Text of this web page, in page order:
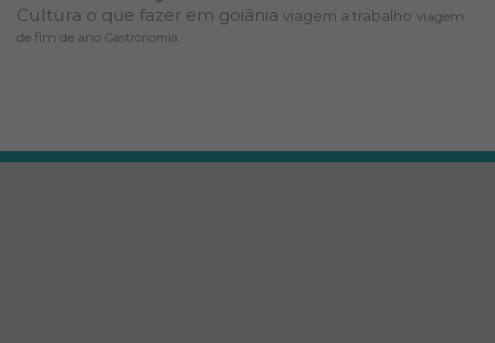
Cultura o que fazer em goiânia viagem a trabalho viagem
de fim de ano Gastronomia